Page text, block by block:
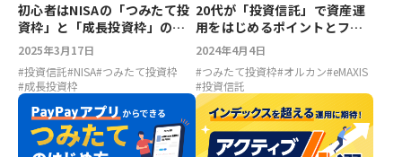
初心者はNISAの「つみたて投
資枠」と「成長投資枠」のど
ちらを使うべき？
2025年3月17日
#投資信託#NISA#つみたて投資枠
#成長投資枠
20代が「投資信託」で資産運
用をはじめるポイントとファ
ンド3選
2024年4月4日
#つみたて投資枠#オルカン#eMAXIS
#投資信託